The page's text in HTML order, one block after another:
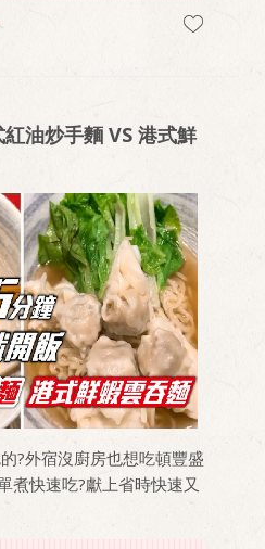
油炒手麵 VS 港式鮮
?外宿沒廚房也想吃頓豐盛